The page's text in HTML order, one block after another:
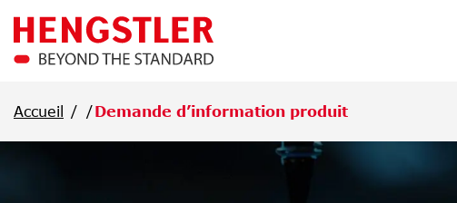
Accueil Demande d’information produit